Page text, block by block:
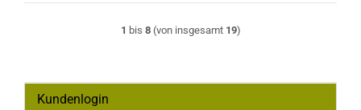
1 bis 8(von insgesamt 19)
Kundenlogin